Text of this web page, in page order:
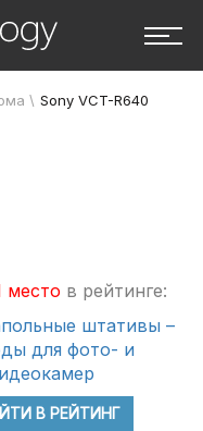
\ Sony VCT-R640
место в рейтинге:
штативы –
для фото- и
В РЕЙТИНГ